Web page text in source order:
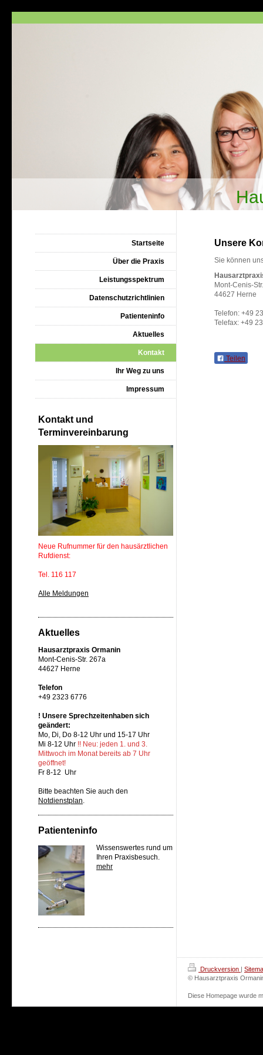
Unsere
Sie können
Mont-Cenis-
44627 Herne
Telefon: +49
Telefax: +49
Teilen
Startseite
Über die Praxis
Leistungsspektrum
Datenschutzrichtlinien
Patienteninfo
Aktuelles
Kontakt
Ihr Weg zu uns
Impressum
Kontakt und
Terminvereinbarung
Neue Rufnummer für den hausärztlichen
Rufdienst:
Tel. 116 117
Alle Meldungen
Aktuelles
Hausarztpraxis Ormanin
Mont-Cenis-Str. 267a
44627 Herne
Telefon
+49 2323 6776
! Unsere Sprechzeitenhaben sich
geändert:
Mo, Di, Do 8-12 Uhr und 15-17 Uhr
Mi 8-12 Uhr !! Neu: jeden 1. und 3.
Mittwoch im Monat bereits ab 7 Uhr
geöffnet!
Fr 8-12 Uhr
Bitte beachten Sie auch den
Notdienstplan.
Patienteninfo
Wissenswertes rund um
Ihren Praxisbesuch.
mehr
Druckversion |
© Hausarztpraxis
Diese Homepage wurde